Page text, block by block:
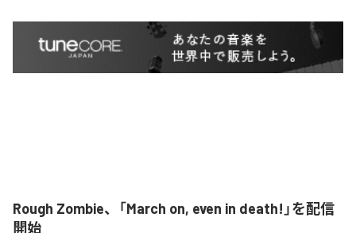
Rough Zombie、「March on, even in death!」を配信
開始